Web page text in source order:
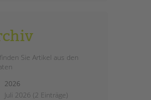
Sie Artikel aus den
2026
Juli 2026 (2 Einträge)